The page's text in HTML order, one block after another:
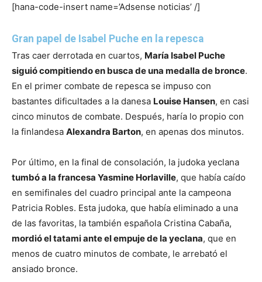
[hana-code-insert name=’Adsense noticias’ /]
Gran papel de Isabel Puche en la repesca
Tras caer derrotada en cuartos, María Isabel Puche
siguió compitiendo en busca de una medalla de bronce.
En el primer combate de repesca se impuso con
bastantes dificultades a la danesa Louise Hansen, en casi
cinco minutos de combate. Después, haría lo propio con
la finlandesa Alexandra Barton, en apenas dos minutos.
Por último, en la final de consolación, la judoka yeclana
tumbó a la francesa Yasmine Horlaville, que había caído
en semifinales del cuadro principal ante la campeona
Patricia Robles. Esta judoka, que había eliminado a una
de las favoritas, la también española Cristina Cabaña,
mordió el tatami ante el empuje de la yeclana, que en
menos de cuatro minutos de combate, le arrebató el
ansiado bronce.